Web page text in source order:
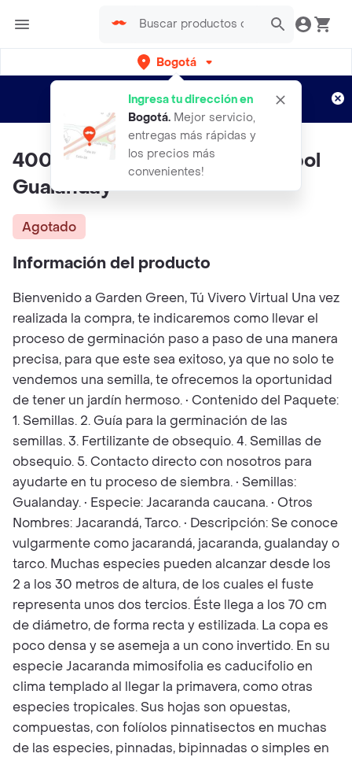
Bogotá
Ingresa tu dirección en
Bogotá. Mejor servicio,
entregas más rápidas y
los precios más
convenientes!
envíos gratis por semanas
Aplican TyC
400 Semillas Orgánicas De Árbol
Gualanday
Agotado
Información del producto
Bienvenido a Garden Green, Tú Vivero Virtual Una vez
realizada la compra, te indicaremos como llevar el
proceso de germinación paso a paso de una manera
precisa, para que este sea exitoso, ya que no solo te
vendemos una semilla, te ofrecemos la oportunidad
de tener un jardín hermoso. • Contenido del Paquete:
1. Semillas. 2. Guía para la germinación de las
semillas. 3. Fertilizante de obsequio. 4. Semillas de
obsequio. 5. Contacto directo con nosotros para
ayudarte en tu proceso de siembra. • Semillas:
Gualanday. • Especie: Jacaranda caucana. • Otros
Nombres: Jacarandá, Tarco. • Descripción: Se conoce
vulgarmente como jacarandá, jacaranda, gualanday o
tarco. Muchas especies pueden alcanzar desde los
2 a los 30 metros de altura, de los cuales el fuste
representa unos dos tercios. Éste llega a los 70 cm
de diámetro, de forma recta y estilizada. La copa es
poco densa y se asemeja a un cono invertido. En su
especie Jacaranda mimosifolia es caducifolio en
clima templado al llegar la primavera, como otras
especies tropicales. Sus hojas son opuestas,
compuestas, con folíolos pinnatisectos en muchas
de las especies, pinnadas, bipinnadas o simples en